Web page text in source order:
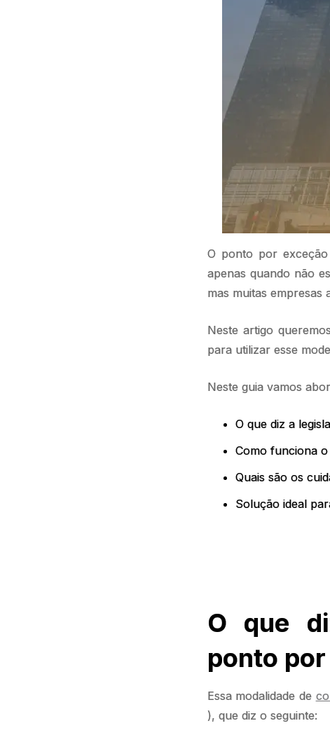
O ponto por
apenas quando não
mas muitas empresas
Neste artigo
para utilizar esse
Neste guia vamos
O que diz a
Como funciona
Quais são os
Solução ideal
O que
ponto
Essa modalidade de
), que diz o seguinte: